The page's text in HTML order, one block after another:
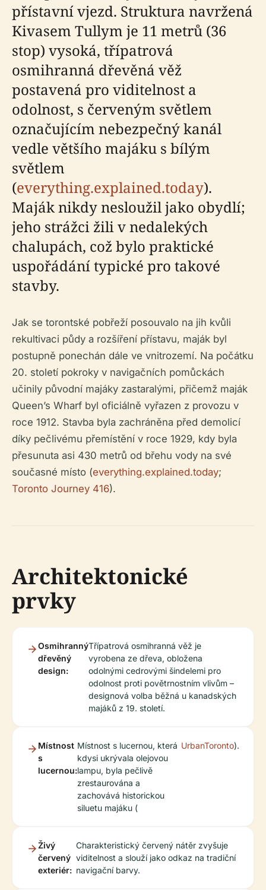
přístavní vjezd. Struktura navržená
Kivasem Tullym je 11 metrů (36
stop) vysoká, třípatrová
osmihranná dřevěná věž
postavená pro viditelnost a
odolnost, s červeným světlem
označujícím nebezpečný kanál
vedle většího majáku s bílým
světlem
(everything.explained.today).
Maják nikdy nesloužil jako obydlí;
jeho strážci žili v nedalekých
chalupách, což bylo praktické
uspořádání typické pro takové
stavby.
Jak se torontské pobřeží posouvalo na jih kvůli
rekultivaci půdy a rozšíření přístavu, maják byl
postupně ponechán dále ve vnitrozemí. Na počátku
20. století pokroky v navigačních pomůckách
učinily původní majáky zastaralými, přičemž maják
Queen’s Wharf byl oficiálně vyřazen z provozu v
roce 1912. Stavba byla zachráněna před demolicí
díky pečlivému přemístění v roce 1929, kdy byla
přesunuta asi 430 metrů od břehu vody na své
současné místo (everything.explained.today;
Toronto Journey 416).
Architektonické
prvky
Osmihranný
dřevěný
design:
Třípatrová osmihranná věž je
vyrobena ze dřeva, obložena
odolnými cedrovými šindelemi pro
odolnost proti povětrnostním vlivům –
designová volba běžná u kanadských
majáků z 19. století.
Místnost
s
lucernou:
Místnost s lucernou, která
kdysi ukrývala olejovou
lampu, byla pečlivě
zrestaurována a
zachovává historickou
siluetu majáku (
UrbanToronto).
Živý
červený
exteriér:
Charakteristický červený nátěr zvyšuje
viditelnost a slouží jako odkaz na tradiční
navigační barvy.